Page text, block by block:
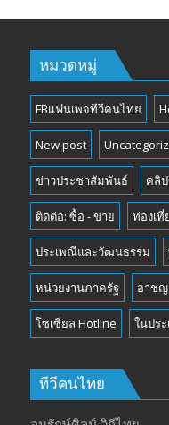
หมวดหมู่
FBแฟนเพจทีวีคนไทย
New post
ข่าวประชาสัมพันธ์ คลิ
ติดต่อ: ซื้อ - ขาย ท่องเที่
ประเพณีและวัฒนธรรม
หน่วยงานภาครัฐ อาชญ
โซเซียล Hotline ในปร
ทีวีคนไทย